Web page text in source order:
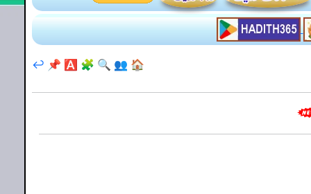
🏠
👥
🔍
🧩
🅰️
📌
↩️